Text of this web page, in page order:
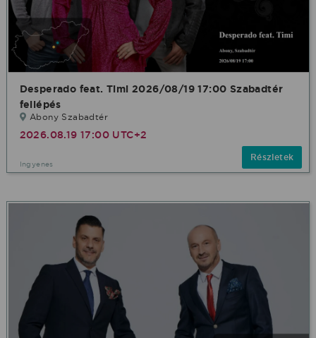
Desperado feat. Timi 2026/08/19 17:00 Szabadtér
fellépés
Abony Szabadtér
2026.08.19 17:00 UTC+2
Ingyenes
Részletek